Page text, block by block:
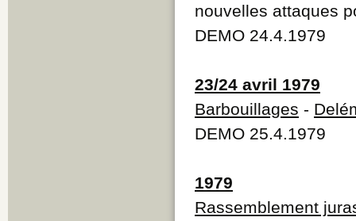
nouvelles attaques
DEMO 24.4.1979
23/24 avril 1979
Barbouillages -
DEMO 25.4.1979
1979
Rassemblement